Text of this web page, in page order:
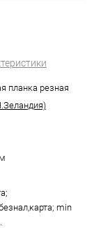
планка резная
min